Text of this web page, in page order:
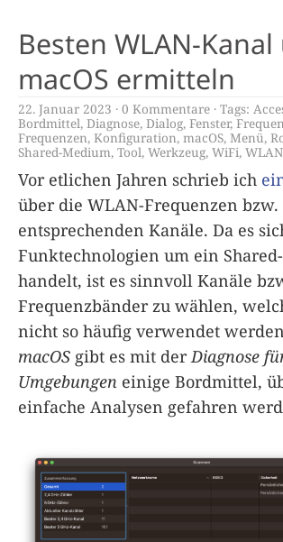
Besten WLAN-
macOS ermitteln
22. Januar 2023 0 Kommentare Tags:
Bordmittel, Diagnose, Dialog, Fenster,
Frequenzen, Konfiguration, macOS, Menü,
Shared-Medium, Tool, Werkzeug, WiFi, WLAN
Vor etlichen Jahren schrieb ich
über die WLAN-Frequenzen bzw.
entsprechenden Kanäle. Da es
Funktechnologien um ein
handelt, ist es sinnvoll Kanäle
Frequenzbänder zu wählen,
nicht so häufig verwendet
macOS gibt es mit der Diagnose
Umgebungen einige Bordmittel,
einfache Analysen gefahren